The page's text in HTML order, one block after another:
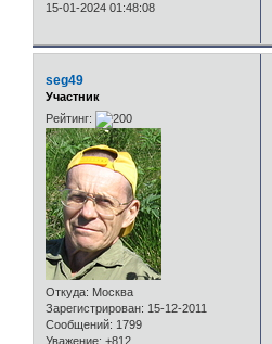
15-01-2024 01:48:08
seg49
Участник
Рейтинг:
Откуда: Москва
Зарегистрирован: 15-12-2011
Сообщений: 1799
Уважение: +812